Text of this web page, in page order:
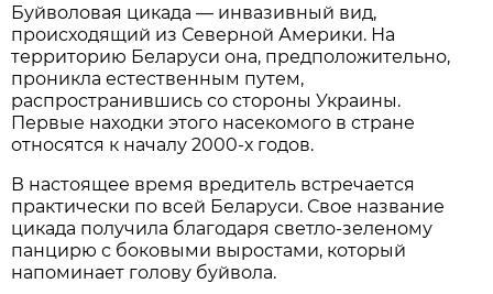
Буйволовая цикада — инвазивный вид,
происходящий из Северной Америки. На
территорию Беларуси она, предположительно,
проникла естественным путем,
распространившись со стороны Украины.
Первые находки этого насекомого в стране
относятся к началу 2000-х годов.
В настоящее время вредитель встречается
практически по всей Беларуси. Свое название
цикада получила благодаря светло-зеленому
панцирю с боковыми выростами, который
напоминает голову буйвола.